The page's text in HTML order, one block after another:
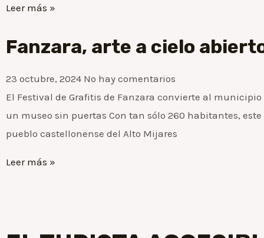
Título
Cuidant el nostre patrimoni lingüístic
Leer más »
Fanzara, arte a cielo
23 octubre, 2024 No hay comentarios
El Festival de Grafitis de Fanzara convierte al municipio
un museo sin puertas Con tan sólo 260 habitantes, este
pueblo castellonense del Alto Mijares
Leer más »